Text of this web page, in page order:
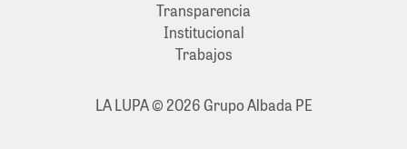
Transparencia
Institucional
Trabajos
LA LUPA © 2026 Grupo Albada PE